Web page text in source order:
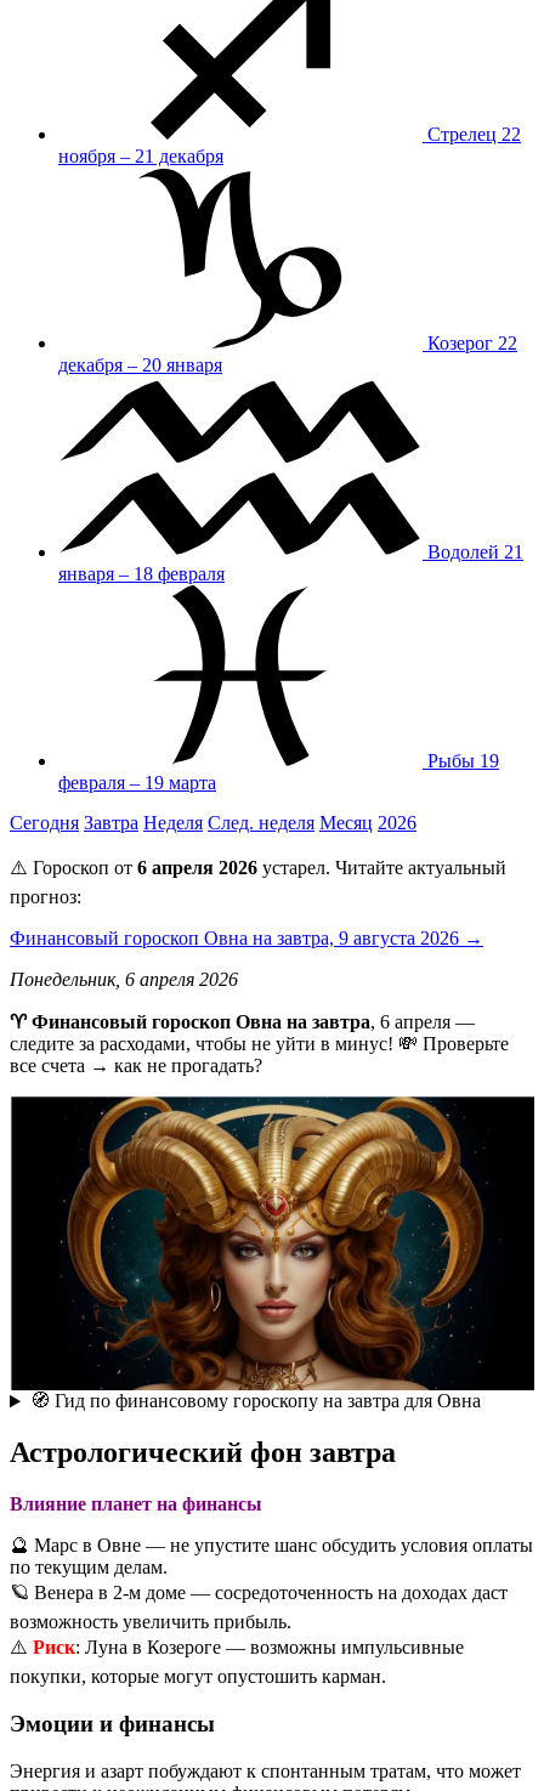
Стрелец 22
ноября – 21 декабря
Козерог 22
декабря – 20 января
Водолей 21
января – 18 февраля
Рыбы 19
февраля – 19 марта
Сегодня Завтра Неделя След. неделя Месяц 2026
⚠️ Гороскоп от 6 апреля 2026 устарел. Читайте актуальный
прогноз:
Финансовый гороскоп Овна на завтра, 9 августа 2026 →
Понедельник, 6 апреля 2026
♈ Финансовый гороскоп Овна на завтра, 6 апреля —
следите за расходами, чтобы не уйти в минус! 💸 Проверьте
все счета → как не прогадать?
🧭 Гид по финансовому гороскопу на завтра для Овна
Астрологический фон завтра
Влияние планет на финансы
🔮 Марс в Овне — не упустите шанс обсудить условия оплаты
по текущим делам.
🪐 Венера в 2-м доме — сосредоточенность на доходах даст
возможность увеличить прибыль.
⚠️ Риск: Луна в Козероге — возможны импульсивные
покупки, которые могут опустошить карман.
Эмоции и финансы
Энергия и азарт побуждают к спонтанным тратам, что может